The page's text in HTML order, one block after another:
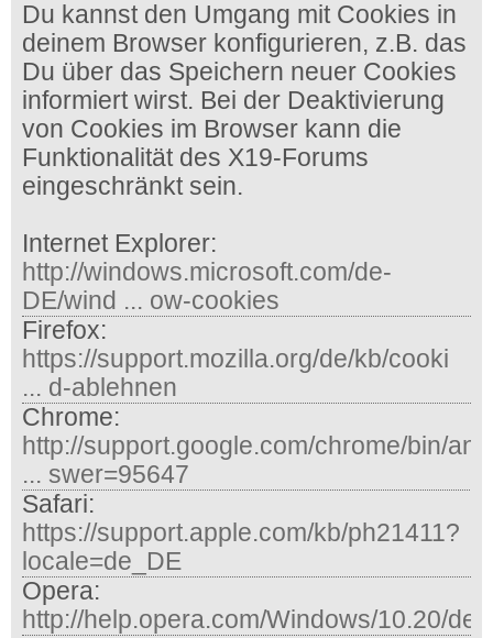
Du kannst den Umgang mit Cookies in
deinem Browser konfigurieren, z.B. das
Du über das Speichern neuer Cookies
informiert wirst. Bei der Deaktivierung
von Cookies im Browser kann die
Funktionalität des X19-Forums
eingeschränkt sein.
Internet Explorer:
http://windows.microsoft.com/de-
DE/wind ... ow-cookies
Firefox:
https://support.mozilla.org/de/kb/cooki
... d-ablehnen
Chrome:
http://support.google.com/chrome/bin/an
... swer=95647
Safari:
https://support.apple.com/kb/ph21411?
locale=de_DE
Opera:
http://help.opera.com/Windows/10.20/de/